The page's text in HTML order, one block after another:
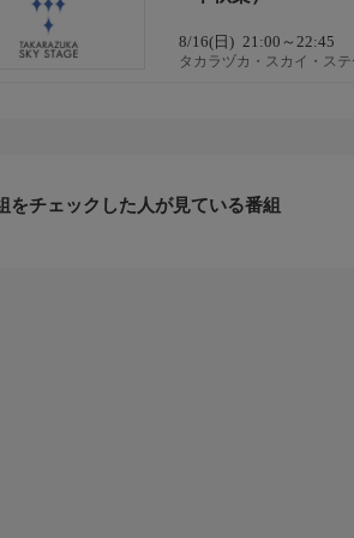
8/16(日) 21:00～22:45
タカラヅカ・スカイ・ステ
をチェックした人が見ている番組